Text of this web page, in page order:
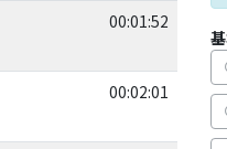
00:01:52
00:02:01